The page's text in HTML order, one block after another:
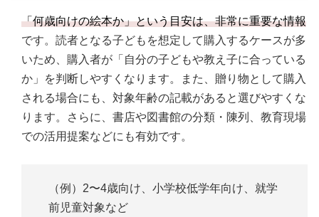
「何歳向けの絵本か」という目安は、非常に重要な情報
です。読者となる子どもを想定して購入するケースが多
いため、購入者が「自分の子どもや教え子に合っている
か」を判断しやすくなります。また、贈り物として購入
される場合にも、対象年齢の記載があると選びやすくな
ります。さらに、書店や図書館の分類・陳列、教育現場
での活用提案などにも有効です。
（例）2〜4歳向け、小学校低学年向け、就学
前児童対象など